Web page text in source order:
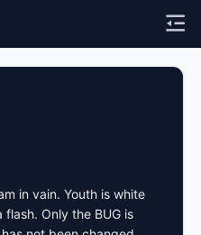
in vain. Youth is white
Only the BUG is